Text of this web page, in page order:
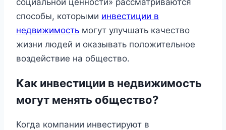
социальной ценности» рассматриваются
способы, которыми инвестиции в
недвижимость могут улучшать качество
жизни людей и оказывать положительное
воздействие на общество.
Как инвестиции в недвижимость
могут менять общество?
Когда компании инвестируют в